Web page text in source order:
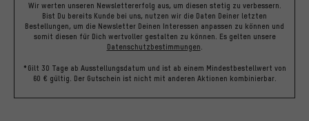
Wir werten unseren Newslettererfolg aus, um diesen stetig zu verbessern.
Bist Du bereits Kunde bei uns, nutzen wir die Daten Deiner letzten
Bestellungen, um die Newsletter Deinen Interessen anpassen zu können und
somit diesen für Dich wertvoller gestalten zu können. Es gelten unsere
Datenschutzbestimmungen.
*Gilt 30 Tage ab Ausstellungsdatum und ist ab einem Mindestbestellwert von
60 € gültig. Der Gutschein ist nicht mit anderen Aktionen kombinierbar.